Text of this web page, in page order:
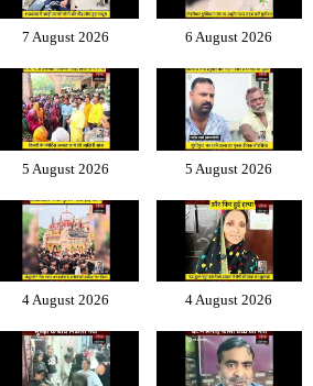
7 August 2026 6 August 2026
5 August 2026 5 August 2026
4 August 2026 4 August 2026